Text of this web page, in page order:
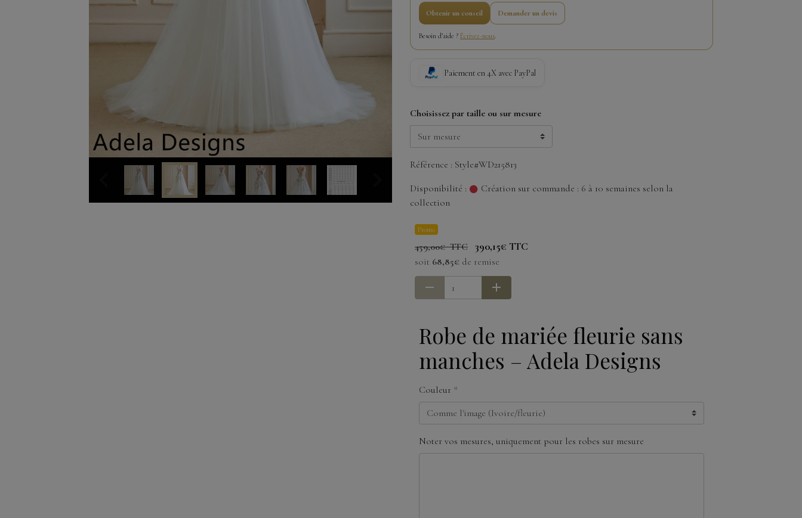
Obtenir un conseil Demander un devis
Besoin d’aide ? Écrivez-nous.
Paiement en 4X avec PayPal
Choisissez par taille ou sur mesure
Référence : Style#WD215813
Disponibilité :
Création sur commande : 6 à 10 semaines selon la
collection
Promo
459,00€ TTC 390,15€ TTC
soit 68,85€ de remise
Robe de mariée fleurie sans
manches – Adela Designs
Couleur
Noter vos mesures, uniquement pour les robes sur mesure